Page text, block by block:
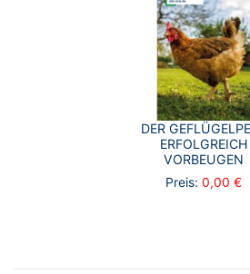
DER
ERFOLGREICH
VORBEUGEN
Preis: 0,00 €